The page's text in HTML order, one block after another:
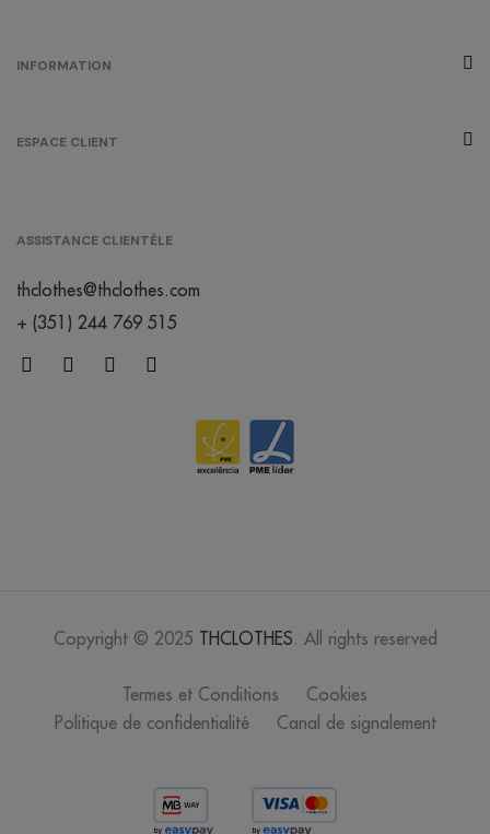
INFORMATION
ESPACE CLIENT
ASSISTANCE CLIENTÈLE
thclothes@thclothes.com
+ (351) 244 769 515
Copyright © 2025 THCLOTHES. All rights reserved
Termes et Conditions
Cookies
Politique de confidentialité
Canal de signalement